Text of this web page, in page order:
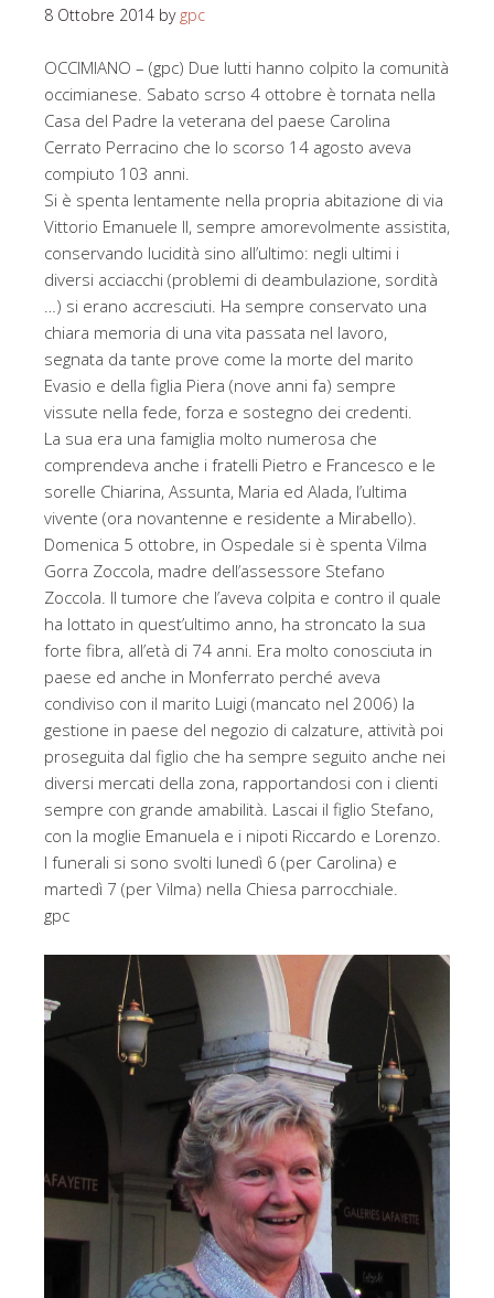
8 Ottobre 2014 by gpc
OCCIMIANO – (gpc) Due lutti hanno colpito la comunità
occimianese. Sabato scrso 4 ottobre è tornata nella
Casa del Padre la veterana del paese Carolina
Cerrato Perracino che lo scorso 14 agosto aveva
compiuto 103 anni.
Si è spenta lentamente nella propria abitazione di via
Vittorio Emanuele II, sempre amorevolmente assistita,
conservando lucidità sino all’ultimo: negli ultimi i
diversi acciacchi (problemi di deambulazione, sordità
…) si erano accresciuti. Ha sempre conservato una
chiara memoria di una vita passata nel lavoro,
segnata da tante prove come la morte del marito
Evasio e della figlia Piera (nove anni fa) sempre
vissute nella fede, forza e sostegno dei credenti.
La sua era una famiglia molto numerosa che
comprendeva anche i fratelli Pietro e Francesco e le
sorelle Chiarina, Assunta, Maria ed Alada, l’ultima
vivente (ora novantenne e residente a Mirabello).
Domenica 5 ottobre, in Ospedale si è spenta Vilma
Gorra Zoccola, madre dell’assessore Stefano
Zoccola. Il tumore che l’aveva colpita e contro il quale
ha lottato in quest’ultimo anno, ha stroncato la sua
forte fibra, all’età di 74 anni. Era molto conosciuta in
paese ed anche in Monferrato perché aveva
condiviso con il marito Luigi (mancato nel 2006) la
gestione in paese del negozio di calzature, attività poi
proseguita dal figlio che ha sempre seguito anche nei
diversi mercati della zona, rapportandosi con i clienti
sempre con grande amabilità. Lascai il figlio Stefano,
con la moglie Emanuela e i nipoti Riccardo e Lorenzo.
I funerali si sono svolti lunedì 6 (per Carolina) e
martedì 7 (per Vilma) nella Chiesa parrocchiale.
gpc